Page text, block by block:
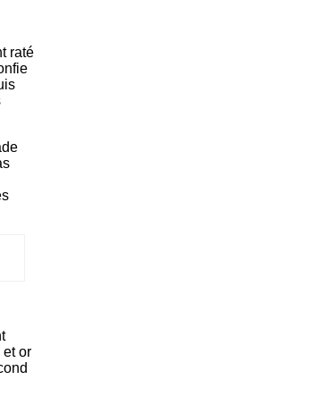
raté
et or